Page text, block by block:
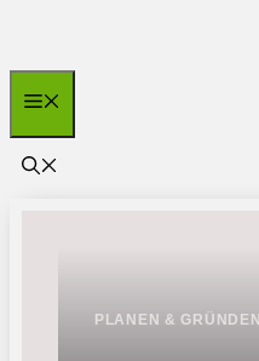
springen
PLANEN & GRÜNDEN